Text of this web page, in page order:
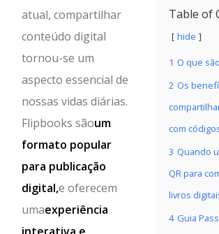
Table of
hide
1 O que
2 Os
com
3 Quando
QR para
livros
4 Guia
atual, compartilhar
conteúdo digital
tornou-se um
aspecto essencial de
nossas vidas diárias.
Flipbooks sãoum
formato popular
para publicação
digital,e oferecem
umaexperiência